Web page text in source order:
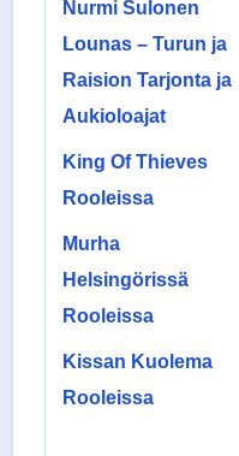
Nurmi Sulonen
Lounas – Turun ja
Raision Tarjonta ja
Aukioloajat
King Of Thieves
Rooleissa
Murha
Helsingörissä
Rooleissa
Kissan Kuolema
Rooleissa